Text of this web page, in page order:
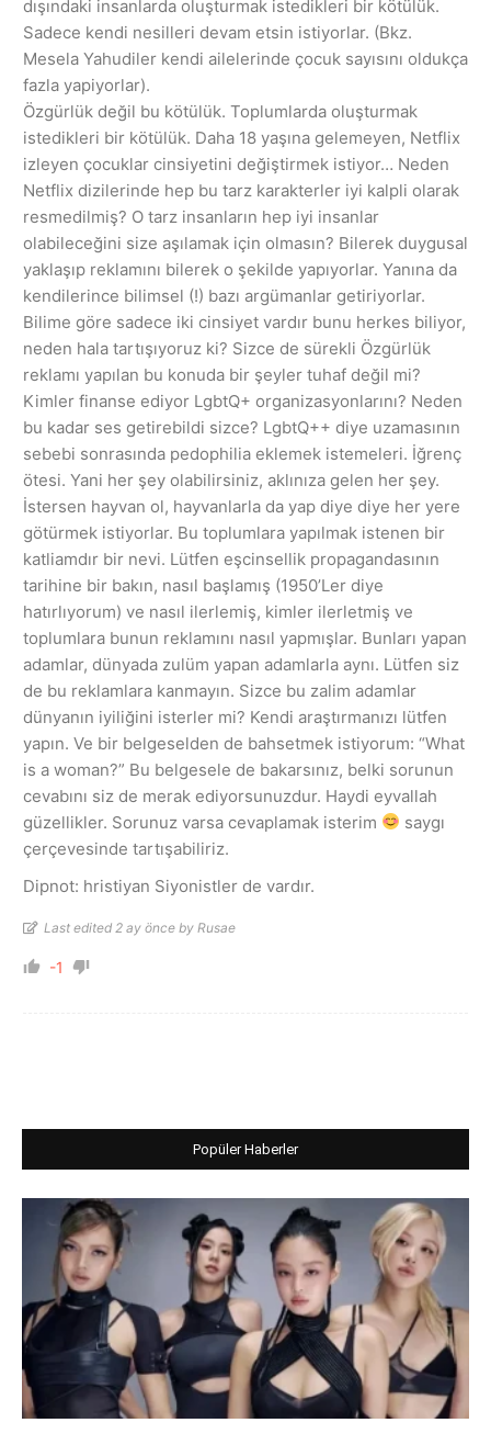
dışındaki insanlarda oluşturmak istedikleri bir kötülük.
Sadece kendi nesilleri devam etsin istiyorlar. (Bkz.
Mesela Yahudiler kendi ailelerinde çocuk sayısını oldukça
fazla yapiyorlar).
Özgürlük değil bu kötülük. Toplumlarda oluşturmak
istedikleri bir kötülük. Daha 18 yaşına gelemeyen, Netflix
izleyen çocuklar cinsiyetini değiştirmek istiyor… Neden
Netflix dizilerinde hep bu tarz karakterler iyi kalpli olarak
resmedilmiş? O tarz insanların hep iyi insanlar
olabileceğini size aşılamak için olmasın? Bilerek duygusal
yaklaşıp reklamını bilerek o şekilde yapıyorlar. Yanına da
kendilerince bilimsel (!) bazı argümanlar getiriyorlar.
Bilime göre sadece iki cinsiyet vardır bunu herkes biliyor,
neden hala tartışıyoruz ki? Sizce de sürekli Özgürlük
reklamı yapılan bu konuda bir şeyler tuhaf değil mi?
Kimler finanse ediyor LgbtQ+ organizasyonlarını? Neden
bu kadar ses getirebildi sizce? LgbtQ++ diye uzamasının
sebebi sonrasında pedophilia eklemek istemeleri. İğrenç
ötesi. Yani her şey olabilirsiniz, aklınıza gelen her şey.
İstersen hayvan ol, hayvanlarla da yap diye diye her yere
götürmek istiyorlar. Bu toplumlara yapılmak istenen bir
katliamdır bir nevi. Lütfen eşcinsellik propagandasının
tarihine bir bakın, nasıl başlamış (1950’Ler diye
hatırlıyorum) ve nasıl ilerlemiş, kimler ilerletmiş ve
toplumlara bunun reklamını nasıl yapmışlar. Bunları yapan
adamlar, dünyada zulüm yapan adamlarla aynı. Lütfen siz
de bu reklamlara kanmayın. Sizce bu zalim adamlar
dünyanın iyiliğini isterler mi? Kendi araştırmanızı lütfen
yapın. Ve bir belgeselden de bahsetmek istiyorum: “What
is a woman?” Bu belgesele de bakarsınız, belki sorunun
cevabını siz de merak ediyorsunuzdur. Haydi eyvallah
güzellikler. Sorunuz varsa cevaplamak isterim
saygı
çerçevesinde tartışabiliriz.
Dipnot: hristiyan Siyonistler de vardır.
Last edited 2 ay önce by Rusae
-1
Popüler Haberler